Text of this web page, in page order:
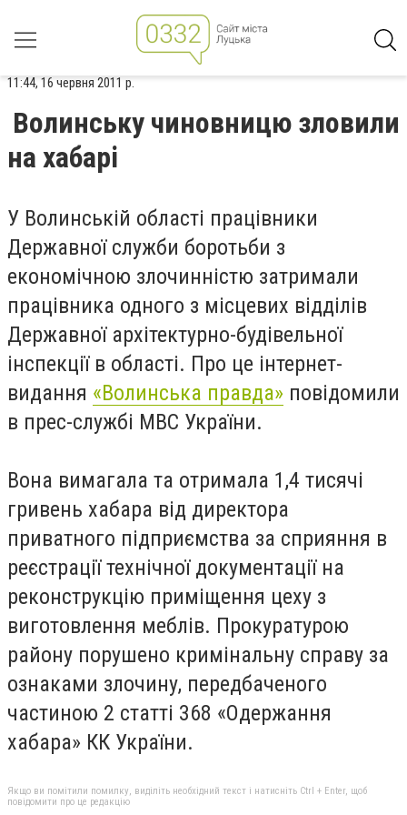
11:44, 16 червня 2011 р.
Волинську чиновницю зловили
на хабарі
У Волинській області працівники
Державної служби боротьби з
економічною злочинністю затримали
працівника одного з місцевих відділів
Державної архітектурно-будівельної
інспекції в області. Про це інтернет-
видання «Волинська правда» повідомили
в прес-службі МВС України.
Вона вимагала та отримала 1,4 тисячі
гривень хабара від директора
приватного підприємства за сприяння в
реєстрації технічної документації на
реконструкцію приміщення цеху з
виготовлення меблів. Прокуратурою
району порушено кримінальну справу за
ознаками злочину, передбаченого
частиною 2 статті 368 «Одержання
хабара» КК України.
Якщо ви помітили помилку, виділіть необхідний текст і натисніть Ctrl + Enter, щоб
повідомити про це редакцію